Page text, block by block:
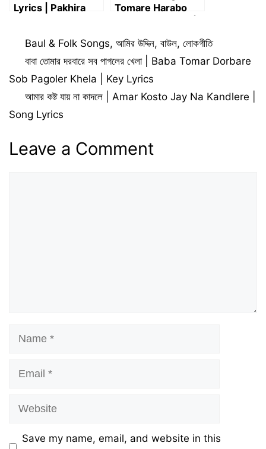
Lyrics | Pakhira
Tomare Harabo
হারাবো
Categories
Baul & Folk Songs,আমির উদ্দিন,বাউল,লোকগীতি
বাবা তোমার দরবারে সব পাগলের খেলা | Baba Tomar Dorbare
Sob Pagoler Khela | Key Lyrics
আমার কষ্ট যায় না কাদলে | Amar Kosto Jay Na Kandlere |
Song Lyrics
Leave a Comment
Name
Email
Website
Save my name, email, and website in this